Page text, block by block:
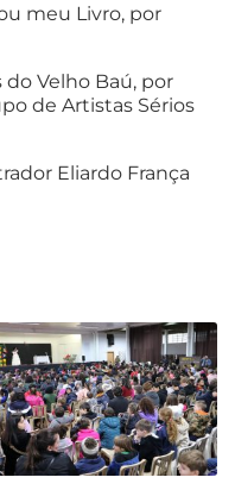
meu Livro, por
do Velho Baú, por
de Artistas Sérios
Eliardo França